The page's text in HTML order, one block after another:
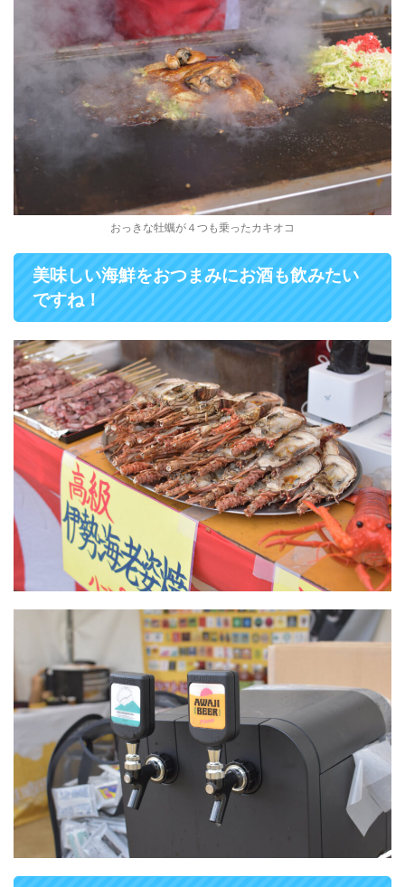
おっきな牡蠣が４つも乗ったカキオコ
美味しい海鮮をおつまみにお酒も飲みたい
ですね！